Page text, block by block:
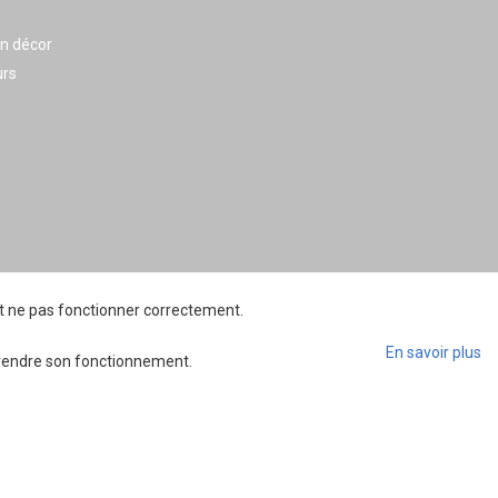
décor
ne pas fonctionner correctement.
En savoir plus
son fonctionnement.